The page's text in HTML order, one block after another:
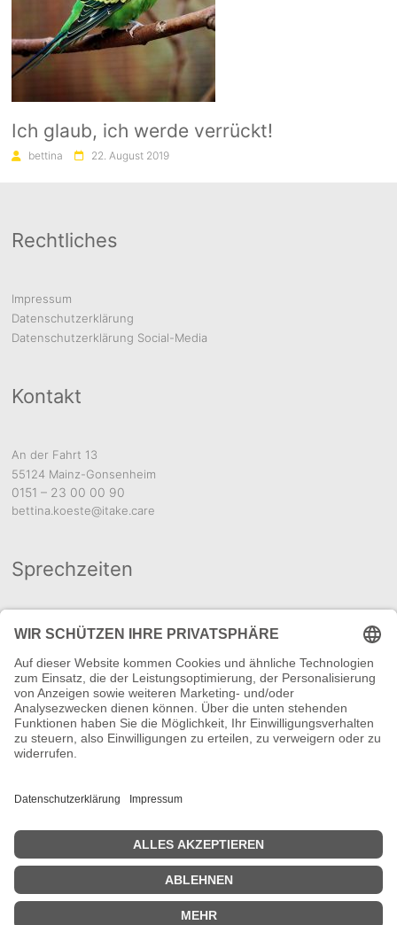
Ich glaub, ich werde verrückt!
bettina 22. August 2019
Rechtliches
Impressum
Datenschutzerklärung
Datenschutzerklärung Social-Media
Kontakt
An der Fahrt 13
55124 Mainz-Gonsenheim
0151 – 23 00 00 90
bettina.koeste@itake.care
Sprechzeiten
Für einen Termin rufen Sie
mich bitte an oder schicken
mir eineE-Mail.
Ich freue mich auf Sie!
Links
Verband Freier Psychotherapeuten, Heilpraktiker für
Paracelsus Heilpraktikerschule Mainz-Wiesbaden